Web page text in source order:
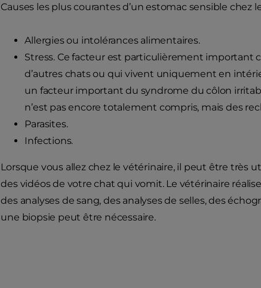
Causes les plus courantes d’un estomac sensible chez
Allergies ou intolérances alimentaires.
Stress. Ce facteur est particulièrement important
d’autres chats ou qui vivent uniquement en
un facteur important du syndrome du côlon
n’est pas encore totalement compris, mais des
Parasites.
Infections.
Lorsque vous allez chez le vétérinaire, il peut être très
des vidéos de votre chat qui vomit. Le vétérinaire
des analyses de sang, des analyses de selles, des
une biopsie peut être nécessaire.